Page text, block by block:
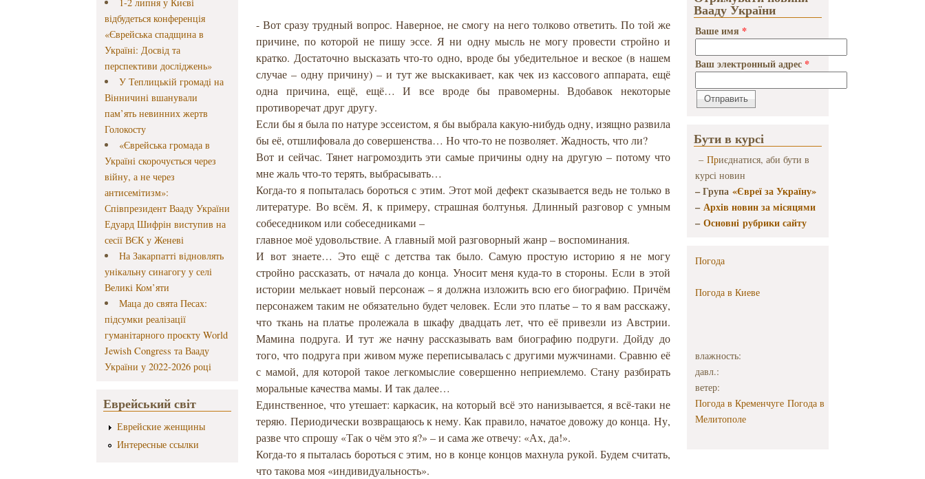
відбудеться конференція
«Єврейська спадщина в
Україні: Досвід та
перспективи досліджень»
У Теплицькій громаді на
Вінничині вшанували
пам’ять невинних жертв
Голокосту
«Єврейська громада в
Україні скорочується через
війну, а не через
антисемітизм»:
Співпрезидент Вааду України
Едуард Шифрін виступив на
сесії ВЄК у Женеві
На Закарпатті відновлять
унікальну синагогу у селі
Великі Ком’яти
Маца до свята Песах:
підсумки реалізації
гуманітарного проєкту World
Jewish Congress та Вааду
України у 2022-2026 році
Еврейський світ
Еврейские женщины
Интересные ссылки
- Вот сразу трудный вопрос. Наверное, не смогу на него толково ответить. По той же
причине, по которой не пишу эссе. Я ни одну мысль не могу провести стройно и
кратко. Достаточно высказать что-то одно, вроде бы убедительное и веское (в нашем
случае – одну причину) – и тут же выскакивает, как чек из кассового аппарата, ещё
одна причина, ещё, ещё… И все вроде бы правомерны. Вдобавок некоторые
противоречат друг другу.
Если бы я была по натуре эссеистом, я бы выбрала какую-нибудь одну, изящно развила
бы её, отшлифовала до совершенства… Но что-то не позволяет. Жадность, что ли?
Вот и сейчас. Тянет нагромоздить эти самые причины одну на другую – потому что
мне жаль что-то терять, выбрасывать…
Когда-то я попыталась бороться с этим. Этот мой дефект сказывается ведь не только в
литературе. Во всём. Я, к примеру, страшная болтунья. Длинный разговор с умным
собеседником или собеседниками –
главное моё удовольствие. А главный мой разговорный жанр – воспоминания.
И вот знаете… Это ещё с детства так было. Самую простую историю я не могу
стройно рассказать, от начала до конца. Уносит меня куда-то в стороны. Если в этой
истории мелькает новый персонаж – я должна изложить всю его биографию. Причём
персонажем таким не обязательно будет человек. Если это платье – то я вам расскажу,
что ткань на платье пролежала в шкафу двадцать лет, что её привезли из Австрии.
Мамина подруга. И тут же начну рассказывать вам биографию подруги. Дойду до
того, что подруга при живом муже переписывалась с другими мужчинами. Сравню её
с мамой, для которой такое легкомыслие совершенно неприемлемо. Стану разбирать
моральные качества мамы. И так далее…
Единственное, что утешает: каркасик, на который всё это нанизывается, я всё-таки не
теряю. Периодически возвращаюсь к нему. Как правило, начатое довожу до конца. Ну,
разве что спрошу «Так о чём это я?» – и сама же отвечу: «Ах, да!».
Когда-то я пыталась бороться с этим, но в конце концов махнула рукой. Будем считать,
что такова моя «индивидуальность».
Вааду України
Ваше имя *
Ваш электронный адрес *
Бути в курсі
– Приєднатися, аби бути в
курсі новин
– Група «Євреї за Україну»
–Архів новин за місяцями
–Основні рубрики сайту
Погода
Погода в Киеве
влажность:
давл.:
ветер:
Погода в Кременчуге Погода в
Мелитополе